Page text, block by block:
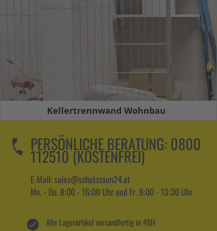
Kellertrennwand Wohnbau
PERSÖNLICHE BERATUNG: 0800
112510 (KOSTENFREI)
E-Mail: sales@schutzzaun24.at
Mo. - Do. 8:00 - 16:00 Uhr und Fr. 8:00 - 13:30 Uhr
Alle Lagerartikel versandfertig in 48H